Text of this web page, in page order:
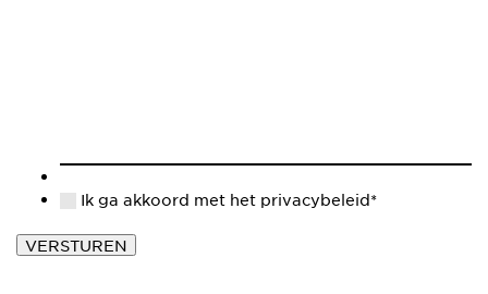
Ik ga akkoord met het privacybeleid*
VERSTUREN